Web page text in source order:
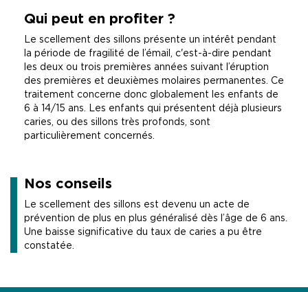
Qui peut en profiter ?
Le scellement des sillons présente un intérêt pendant
la période de fragilité de l’émail, c'est-à-dire pendant
les deux ou trois premières années suivant l’éruption
des premières et deuxièmes molaires permanentes. Ce
traitement concerne donc globalement les enfants de
6 à 14/15 ans. Les enfants qui présentent déjà plusieurs
caries, ou des sillons très profonds, sont
particulièrement concernés.
Nos conseils
Le scellement des sillons est devenu un acte de
prévention de plus en plus généralisé dès l’âge de 6 ans.
Une baisse significative du taux de caries a pu être
constatée.